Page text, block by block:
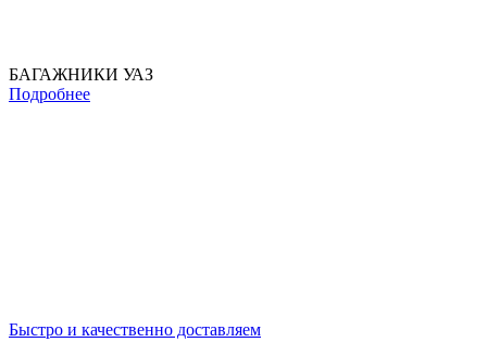
БАГАЖНИКИ УАЗ
Подробнее
Быстро и качественно доставляем